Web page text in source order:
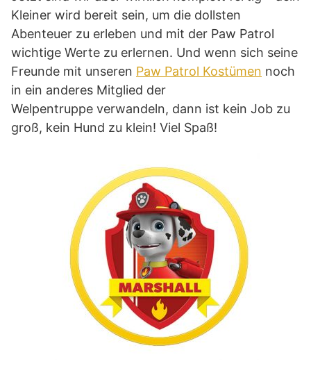
Kleiner wird bereit sein, um die dollsten
Abenteuer zu erleben und mit der Paw Patrol
wichtige Werte zu erlernen. Und wenn sich seine
Freunde mit unseren Paw Patrol Kostümen noch
in ein anderes Mitglied der
Welpentruppe verwandeln, dann ist kein Job zu
groß, kein Hund zu klein! Viel Spaß!